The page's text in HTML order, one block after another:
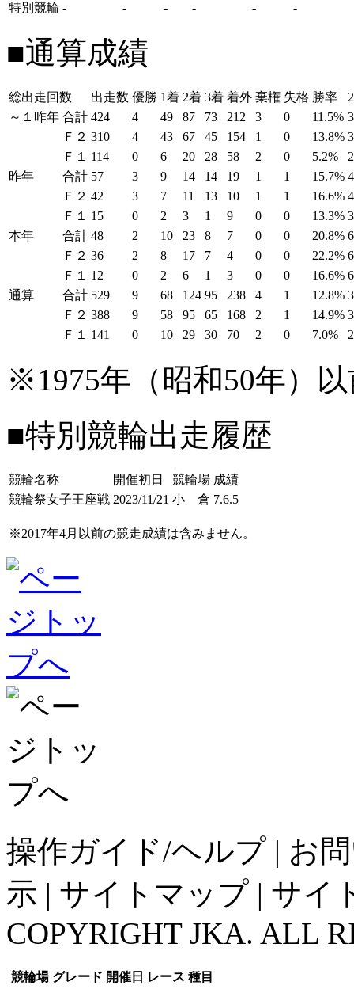
特別競輪 - - - - - -
■通算成績
総出走回数 出走数 優勝 1着 2着 3着 着外 棄権 失格 勝率
～１昨年 合計 424 4 49 87 73 212 3 0 11.5%
Ｆ２ 310 4 43 67 45 154 1 0 13.8%
Ｆ１
114 0 6 20 28 58 2 0 5.2%
昨年
合計 57 3 9 14 14 19 1 1 15.7%
Ｆ２ 42 3 7 11 13 10 1 1 16.6%
Ｆ１
15 0 2 3 1 9 0 0 13.3%
本年
合計 48 2 10 23 8 7 0 0 20.8%
Ｆ２ 36 2 8 17 7 4 0 0 22.2%
Ｆ１
12 0 2 6 1 3 0 0 16.6%
通算
合計 529 9 68 124 95 238 4 1 12.8%
Ｆ２ 388 9 58 95 65 168 2 1 14.9%
Ｆ１
141 0 10 29 30 70 2 0 7.0%
※1975年（昭和50年）
■特別競輪出走履歴
競輪名称 開催初日 競輪場 成績
競輪祭女子王座戦 2023/11/21 小 倉 7.6.5
※2017年4月以前の競走成績は含みません。
操作ガイド/ヘルプ | お
示 | サイトマップ | サイ
COPYRIGHT JKA. ALL
競輪場 グレード 開催日 レース 種目